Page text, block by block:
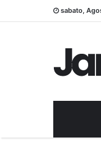
sabato,